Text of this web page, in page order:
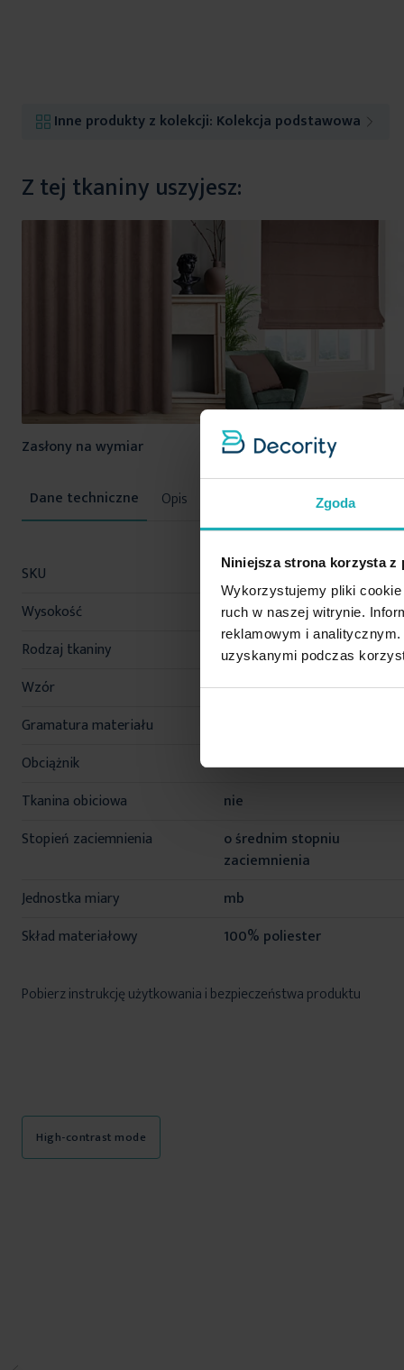
Zgoda
Niniejsza strona korzysta z
Wykorzystujemy pliki
ruch w naszej witrynie.
reklamowym i
uzyskanymi podczas
Inne produkty z kolekcji: Kolekcja podstawowa
Z tej tkaniny uszyjesz:
Zasłony na wymiar Rolety na wymiar
Opis
Więcej
SKU
480120
Wysokość
295 cm
Rodzaj tkaniny
matowe, welurowe, gładkie
Wzór
jednokolorowe
Gramatura materiału
Obciążnik
nie
Tkanina obiciowa
nie
Stopień zaciemnienia
o średnim stopniu
zaciemnienia
Jednostka miary
mb
Skład materiałowy
100% poliester
Pobierz instrukcję użytkowania i bezpieczeństwa produktu
High-contrast mode